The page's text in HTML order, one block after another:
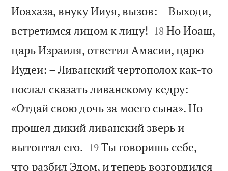
Иоахаза, внуку Ииуя, вызов: – Выходи,
встретимся лицом к лицу! 

18 Но Иоаш,
царь Израиля, ответил Амасии, царю
Иудеи: – Ливанский чертополох как-то
послал сказать ливанскому кедру:
«Отдай свою дочь за моего сына». Но
прошел дикий ливанский зверь и
вытоптал его. 

19 Ты говоришь себе,
что разбил Эдом, и теперь возгордился